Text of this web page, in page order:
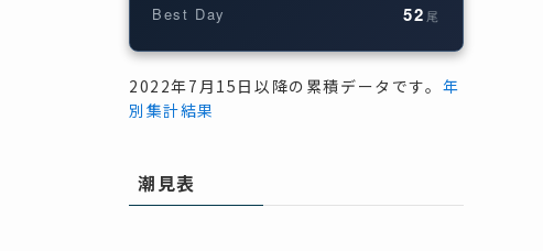
Best Day 52 尾
2022年7月15日以降の累積データです。 年
別集計結果
潮見表